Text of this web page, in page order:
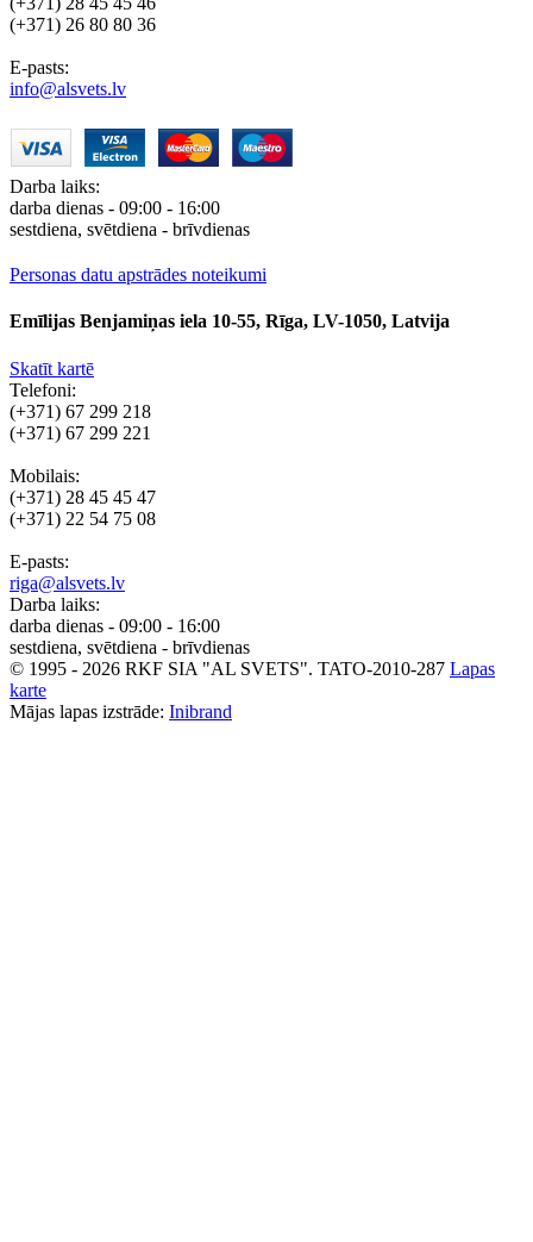
(+371) 26 80 80 36
E-pasts:
info@alsvets.lv
Darba laiks:
darba dienas - 09:00 - 16:00
sestdiena, svētdiena - brīvdienas
Personas datu apstrādes noteikumi
Emīlijas Benjamiņas iela 10-55, Rīga, LV-1050, Latvija
Skatīt kartē
Telefoni:
(+371) 67 299 218
(+371) 67 299 221
Mobilais:
(+371) 28 45 45 47
(+371) 22 54 75 08
E-pasts:
riga@alsvets.lv
Darba laiks:
darba dienas - 09:00 - 16:00
sestdiena, svētdiena - brīvdienas
© 1995 - 2026 RKF SIA "AL SVETS". TATO-2010-287 Lapas
karte
Mājas lapas izstrāde: Inibrand